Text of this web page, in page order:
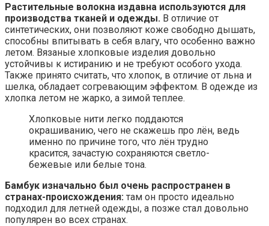
Растительные волокна издавна используются для
производства тканей и одежды. В отличие от
синтетических, они позволяют коже свободно дышать,
способны впитывать в себя влагу, что особенно важно
летом. Вязаные хлопковые изделия довольно
устойчивы к истиранию и не требуют особого ухода.
Также принято считать, что хлопок, в отличие от льна и
шелка, обладает согревающим эффектом. В одежде из
хлопка летом не жарко, а зимой теплее.
Хлопковые нити легко поддаются
окрашиванию, чего не скажешь про лён, ведь
именно по причине того, что лён трудно
красится, зачастую сохраняются светло-
бежевые или белые тона.
Бамбук изначально был очень распространен в
странах-происхождения: там он просто идеально
подходил для летней одежды, а позже стал довольно
популярен во всех странах.